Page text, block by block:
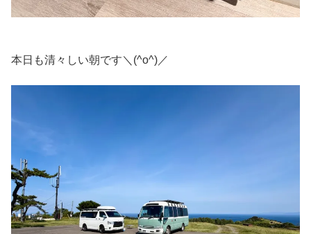
本日も清々しい朝です＼(^o^)／